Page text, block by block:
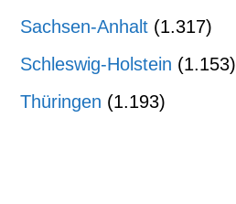
Sachsen-Anhalt (1.317)
Schleswig-Holstein (1.153)
Thüringen (1.193)